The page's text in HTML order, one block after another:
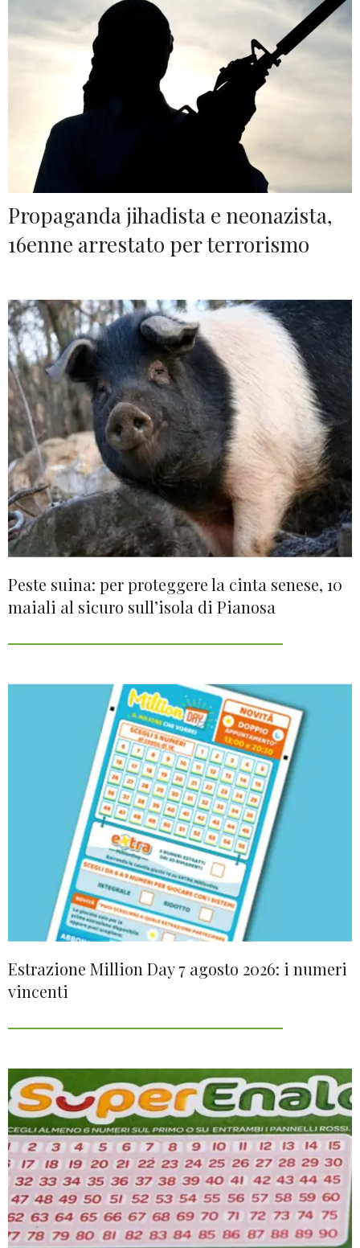
Propaganda jihadista e neonazista,
16enne arrestato per terrorismo
Peste suina: per proteggere la cinta senese, 10
maiali al sicuro sull’isola di Pianosa
Estrazione Million Day 7 agosto 2026: i numeri
vincenti